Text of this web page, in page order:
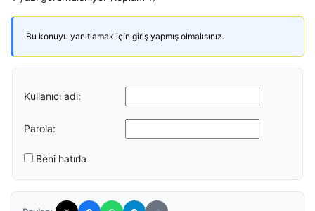
Bu konuyu yanıtlamak için giriş yapmış olmalısınız.
Kullanıcı adı:
Parola:
Beni hatırla